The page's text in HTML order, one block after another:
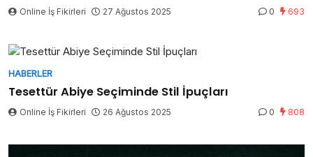
Online İş Fikirleri 27 Ağustos 2025 0 693
HABERLER
Tesettür Abiye Seçiminde Stil İpuçları
Online İş Fikirleri 26 Ağustos 2025 0 808